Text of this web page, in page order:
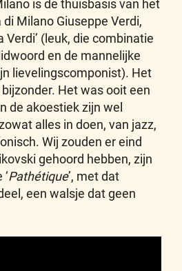
is de thuisbasis van het
Milano Giuseppe Verdi,
Verdi’ (leuk, die combinatie
en de mannelijke
lievelingscomponist). Het
Het was ooit een
de akoestiek zijn wel
alles in doen, van jazz,
Wij zouden er eind
gehoord hebben, zijn
‘Pathétique’, met dat
een walsje dat geen